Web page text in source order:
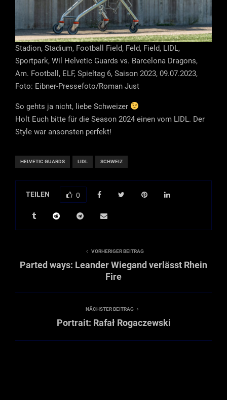
Stadion, Stadium, Football Field, Feld, Field, LIDL,
Sportpark, Wil Helvetic Guards vs. Barcelona Dragons,
Am. Football, ELF, Spieltag 6, Saison 2023, 09.07.2023,
Foto: Eibner-Pressefoto/Roman Just
So gehts ja nicht, liebe Schweizer
Holt Euch bitte für die Season 2024 einen vom LIDL. Der
Style war ansonsten perfekt!
HELVETIC GUARDS LIDL SCHWEIZ
TEILEN 0
VORHERIGER BEITRAG
Parted ways: Leander Wiegand verlässt Rhein
Fire
NÄCHSTER BEITRAG
Portrait: Rafał Rogaczewski